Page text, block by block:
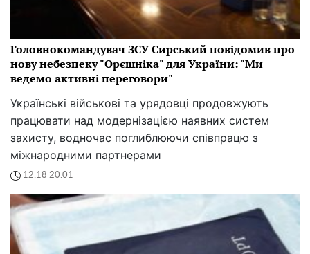
Головнокомандувач ЗСУ Сирський повідомив про
нову небезпеку "Орєшніка" для України: "Ми
ведемо активні переговори"
Українські військові та урядовці продовжують
працювати над модернізацією наявних систем
захисту, водночас поглиблюючи співпрацю з
міжнародними партнерами
12:18 20.01